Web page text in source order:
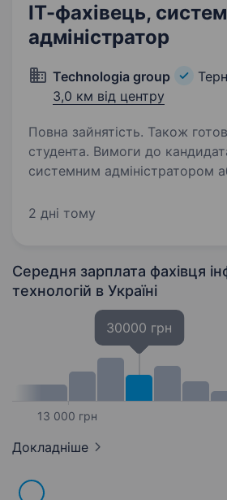
ІТ-фахівець,
адміністратор
Technologia group
3,0 км від центру
Повна зайнятість. Також
студента. Вимоги до кандидата: Досвід роботи
системним адміністратором
VLAN, VPN, маршрутизація,
2 дні тому
Середня зарплата фахівця
технологій в Україні
13 000 грн
30000 грн
Докладніше